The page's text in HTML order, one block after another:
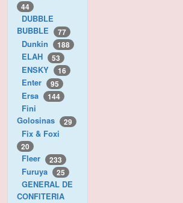
44
DUBBLE
BUBBLE
77
Dunkin 188
ELAH 53
ENSKY 16
Enter 95
Ersa 144
Fini
Golosinas
29
Fix & Foxi
20
Fleer 233
Furuya 25
GENERAL DE
CONFITERIA